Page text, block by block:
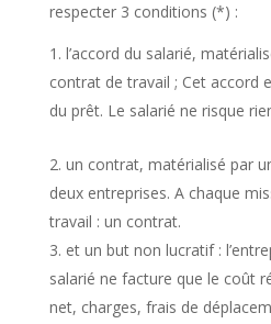
respecter 3 conditions (*) :
l’accord du salarié,
contrat de travail ; Cet accord
du prêt. Le salarié ne risque
un contrat, matérialisé par
deux entreprises. A chaque
travail : un contrat.
et un but non lucratif :
salarié ne facture que le coût
net, charges, frais de